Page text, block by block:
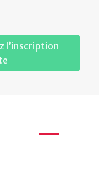
l’inscription